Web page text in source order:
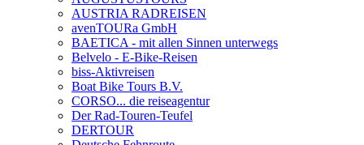
AUSTRIA RADREISEN
avenTOURa GmbH
BAETICA - mit allen Sinnen unterwegs
Belvelo - E-Bike-Reisen
biss-Aktivreisen
Boat Bike Tours B.V.
CORSO... die reiseagentur
Der Rad-Touren-Teufel
DERTOUR